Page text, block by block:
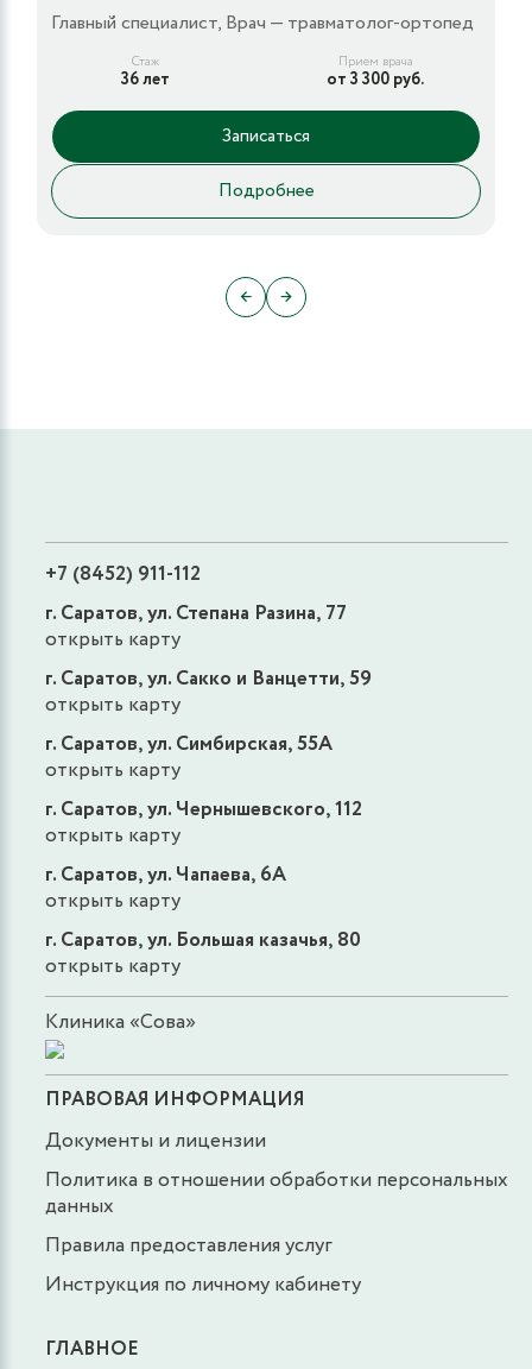
Главный специалист, Врач — травматолог-ортопед
Стаж
36 лет
Прием врача
от 3 300 руб.
Записаться
Подробнее
← →
+7 (8452) 911-112
г. Саратов, ул. Степана Разина, 77
открыть карту
г. Саратов, ул. Сакко и Ванцетти, 59
открыть карту
г. Саратов, ул. Симбирская, 55А
открыть карту
г. Саратов, ул. Чернышевского, 112
открыть карту
г. Саратов, ул. Чапаева, 6А
открыть карту
г. Саратов, ул. Большая казачья, 80
открыть карту
Клиника «Сова»
ПРАВОВАЯ ИНФОРМАЦИЯ
Документы и лицензии
Политика в отношении обработки персональных
данных
Правила предоставления услуг
Инструкция по личному кабинету
ГЛАВНОЕ